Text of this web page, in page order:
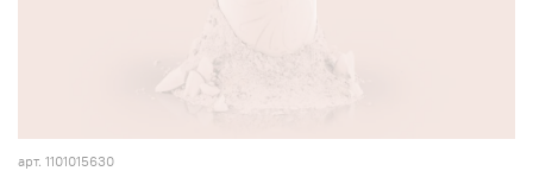
арт. 1101015630